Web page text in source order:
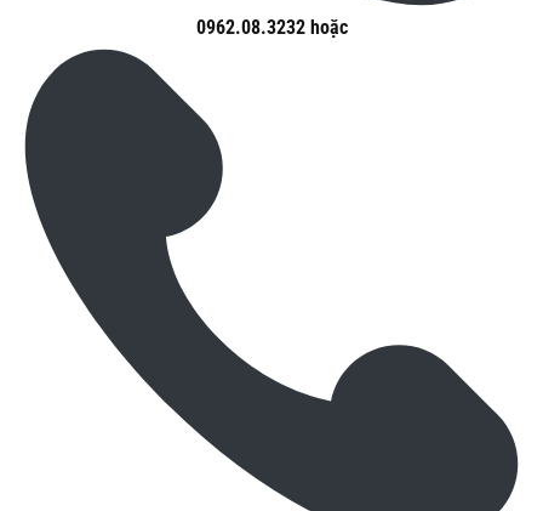
0962.08.3232 hoặc